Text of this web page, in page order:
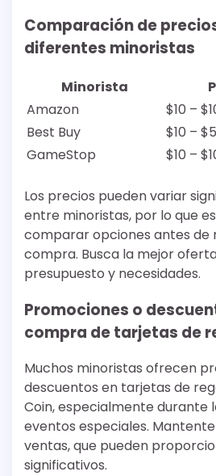
Comparación de
diferentes minoristas
Minorista
Amazon
$10 –
Best Buy
$10 –
GameStop
$10 –
Los precios pueden variar
entre minoristas, por lo que
comparar opciones antes de
compra. Busca la mejor
presupuesto y necesidades.
Promociones o
compra de tarjetas de
Muchos minoristas ofrecen
descuentos en tarjetas de
Coin, especialmente durante
eventos especiales.
ventas, que pueden
significativos.